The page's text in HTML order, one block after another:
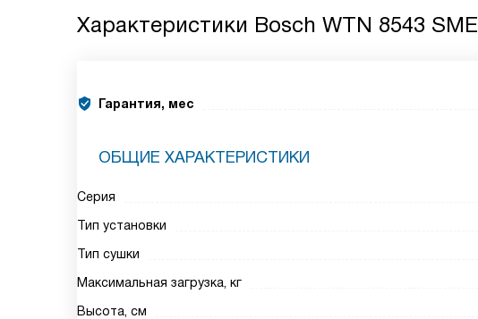
Характеристики Bosch WTN 8543 SME
Гарантия, мес
ОБЩИЕ ХАРАКТЕРИСТИКИ
Серия
Тип установки
Тип сушки
Максимальная загрузка, кг
Высота, см